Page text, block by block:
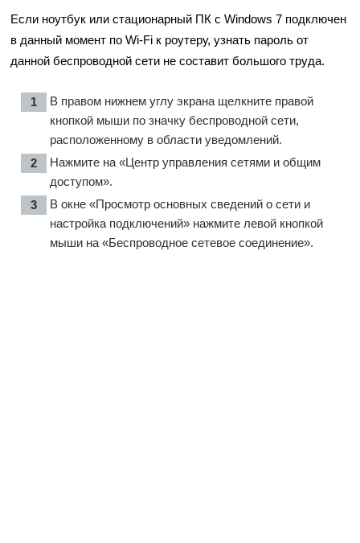
Если ноутбук или стационарный ПК с Windows 7 подключен
в данный момент по Wi-Fi к роутеру, узнать пароль от
данной беспроводной сети не составит большого труда.
В правом нижнем углу экрана щелкните правой
кнопкой мыши по значку беспроводной сети,
расположенному в области уведомлений.
Нажмите на «Центр управления сетями и общим
доступом».
В окне «Просмотр основных сведений о сети и
настройка подключений» нажмите левой кнопкой
мыши на «Беспроводное сетевое соединение».